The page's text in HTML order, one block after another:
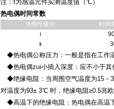
注：t为感温元件实测温度值（℃）
热电偶时间常数
热惰性级别 时间
Ⅰ
Ⅱ
◆热电偶公称压力：一般是指在工作
◆热电偶zui小插入深度：应不小于其
◆绝缘电阻：当周围空气温度为15－
对温度为93± 3℃ 时，绝缘电阻≥0.5兆
◆高温下的绝缘电阻：热电偶在高温